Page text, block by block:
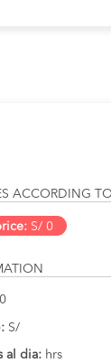
ACCORDING TO
S/ 0
0
S/
al dia: hrs